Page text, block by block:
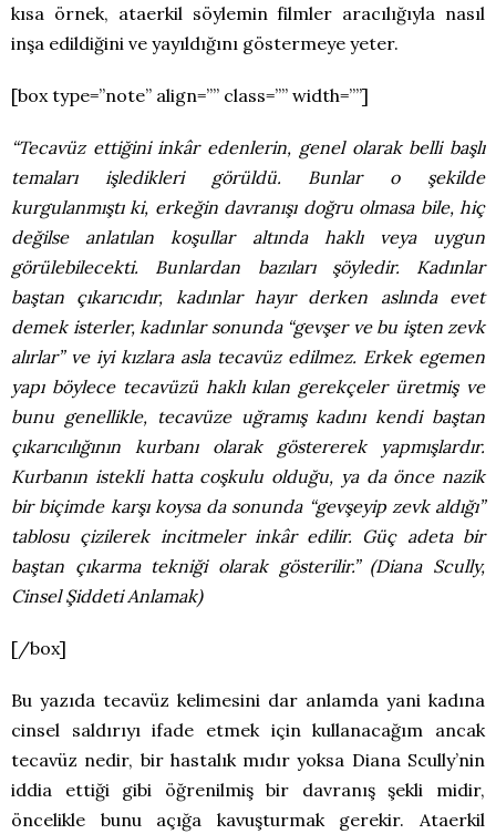
kısa örnek, ataerkil söylemin filmler aracılığıyla nasıl
inşa edildiğini ve yayıldığını göstermeye yeter.
[box type=”note” align=”” class=”” width=””]
“Tecavüz ettiğini inkâr edenlerin, genel olarak belli başlı
temaları işledikleri görüldü. Bunlar o şekilde
kurgulanmıştı ki, erkeğin davranışı doğru olmasa bile, hiç
değilse anlatılan koşullar altında haklı veya uygun
görülebilecekti. Bunlardan bazıları şöyledir. Kadınlar
baştan çıkarıcıdır, kadınlar hayır derken aslında evet
demek isterler, kadınlar sonunda “gevşer ve bu işten zevk
alırlar” ve iyi kızlara asla tecavüz edilmez. Erkek egemen
yapı böylece tecavüzü haklı kılan gerekçeler üretmiş ve
bunu genellikle, tecavüze uğramış kadını kendi baştan
çıkarıcılığının kurbanı olarak göstererek yapmışlardır.
Kurbanın istekli hatta coşkulu olduğu, ya da önce nazik
bir biçimde karşı koysa da sonunda “gevşeyip zevk aldığı”
tablosu çizilerek incitmeler inkâr edilir. Güç adeta bir
baştan çıkarma tekniği olarak gösterilir.” (Diana Scully,
Cinsel Şiddeti Anlamak)
[/box]
Bu yazıda tecavüz kelimesini dar anlamda yani kadına
cinsel saldırıyı ifade etmek için kullanacağım ancak
tecavüz nedir, bir hastalık mıdır yoksa Diana Scully’nin
iddia ettiği gibi öğrenilmiş bir davranış şekli midir,
öncelikle bunu açığa kavuşturmak gerekir. Ataerkil